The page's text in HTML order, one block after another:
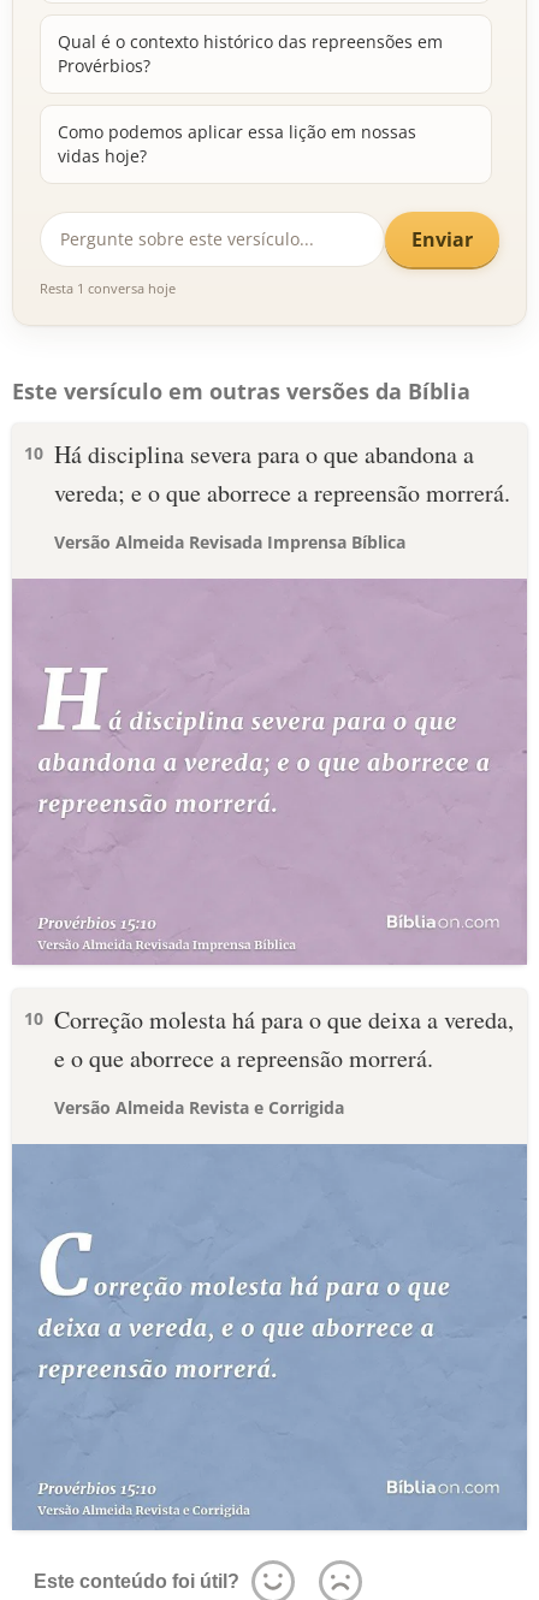
Qual é o contexto histórico das repreensões em
Provérbios?
Como podemos aplicar essa lição em nossas
vidas hoje?
Enviar
Resta 1 conversa hoje
Este versículo em outras versões da Bíblia
10 Há disciplina severa para o que abandona a
vereda; e o que aborrece a repreensão morrerá.
Versão Almeida Revisada Imprensa Bíblica
10 Correção molesta há para o que deixa a vereda,
e o que aborrece a repreensão morrerá.
Versão Almeida Revista e Corrigida
Este conteúdo foi útil?